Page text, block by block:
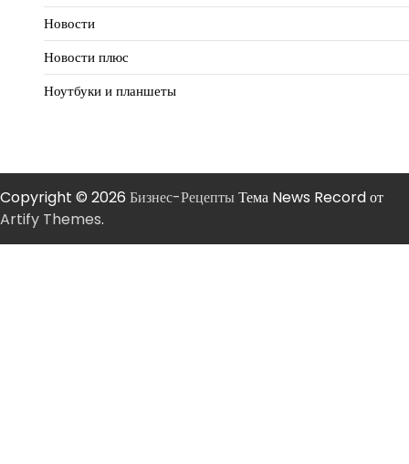
Новости
Новости плюс
Ноутбуки и планшеты
Copyright © 2026 Бизнес-РецептыТема News Record от
Artify Themes.